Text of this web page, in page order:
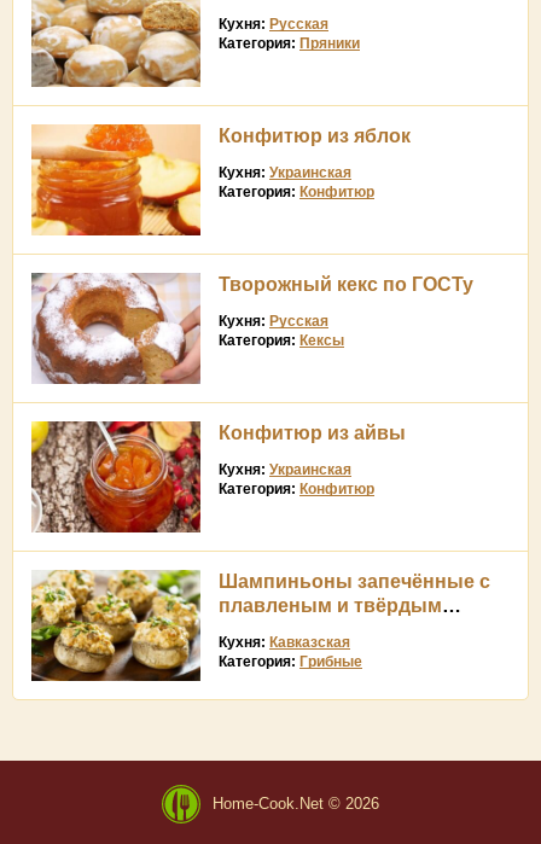
Кухня: Русская
Категория: Пряники
Конфитюр из яблок
Кухня: Украинская
Категория: Конфитюр
Творожный кекс по ГОСТу
Кухня: Русская
Категория: Кексы
Конфитюр из айвы
Кухня: Украинская
Категория: Конфитюр
Шампиньоны запечённые с
плавленым и твёрдым
Кухня: Кавказская
Категория: Грибные
Home-Cook.Net © 2026